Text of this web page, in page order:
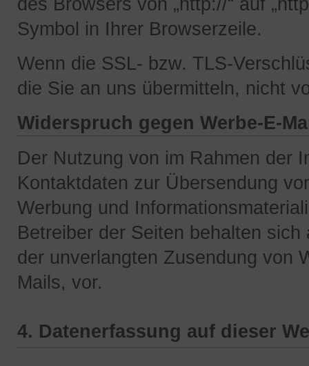
des Browsers von „http://“ auf
Symbol in Ihrer Browserzeile.
Wenn die SSL- bzw. TLS-
die Sie an uns übermitteln, nicht
Widerspruch gegen Werbe-E-
Der Nutzung von im Rahmen der
Kontaktdaten zur Übersendung
Werbung und
Betreiber der Seiten behalten
der unverlangten Zusendung von
Mails, vor.
4. Datenerfassung auf dieser